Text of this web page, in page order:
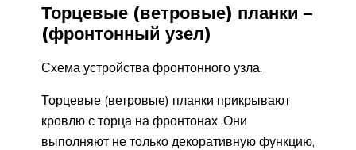
Торцевые (ветровые) планки –
(фронтонный узел)
Схема устройства фронтонного узла.
Торцевые (ветровые) планки прикрывают
кровлю с торца на фронтонах. Они
выполняют не только декоративную функцию,